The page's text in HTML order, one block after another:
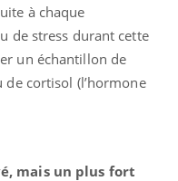
à chaque
de stress durant cette
un échantillon de
cortisol (l’hormone
mais un plus fort